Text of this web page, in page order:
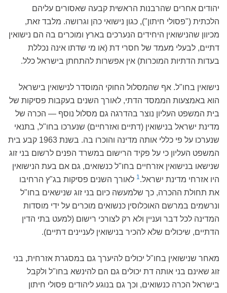
יהודים אחרים שהרבנות הראשית קבעה שאסורים עליהם
הלכתית ("פסולי חיתון"), כגון נישואי כהן וגרושה. מלבד זאת,
מכיוון שהנישואין היחידים הנערכים בארץ ומוכרים בה הם נישואין
דתיים, לבעלי מעמד של חסרי דת (או מי שדתו אינה נכללת
בעדות הדתיות המוכרות) אין אפשרות להתחתן בישראל כלל.
נישואין בחו"ל. אף שהמסלול החוקי המוסדר לנישואין בישראל
הוא באמצעות הממסד הדתי, לאורך השנים בעקבות פסיקות של
בית המשפט העליון נוצר בהדרגה גם מסלול נוסף — הכרה של
מדינת ישראל בנישואין (דתיים ואזרחיים) שנערכו בחו"ל, בתנאי
שנערכו על פי כללי אותה מדינה והוכרו בה. בשנת 1963 קבע בית
המשפט העליון כי על פקיד הרישום במשרד הפנים לרשום בני זוג
שנישאו בנישואין אזרחיים בחו"ל כנשואים, גם אם בעת הנישואין
היו אזרחי מדינת ישראל.1 לאורך השנים פסיקות בג"ץ הרחיבו
את תחולת ההכרה, כך שלמעשה כיום בני זוג שנישאים בחו"ל
ונרשמים במרשם האוכלוסין כנשואים מוכרים על ידי מוסדות
המדינה לכל דבר ועניין ולא רק לצורכי רישום (למעט בתי הדין
הדתיים, שיכולים שלא להכיר בנישואין לעניינים דתיים).
מאחר שנישואין בחו"ל יכולים להיערך גם במסגרת אזרחית, בני
זוג שאינם בני אותה דת יכולים גם הם להינשא בחו"ל ולקבל
בישראל הכרה כנשואים, וכך גם בנוגע ליהודים פסולי חיתון